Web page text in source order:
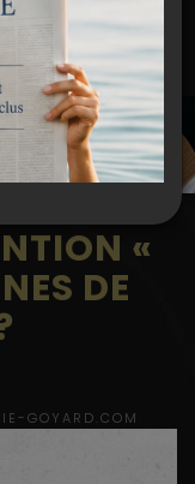
«
DE
GOYARD.COM